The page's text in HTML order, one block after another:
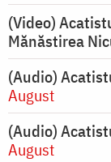
(Video)
Mănăstirea
(Audio)
August
(Audio)
August